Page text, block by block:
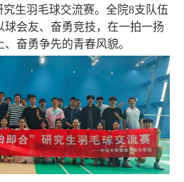
生羽毛球交流赛。全院8支队伍
球会友、奋勇竞技，在一拍一扬
奋勇争先的青春风貌。